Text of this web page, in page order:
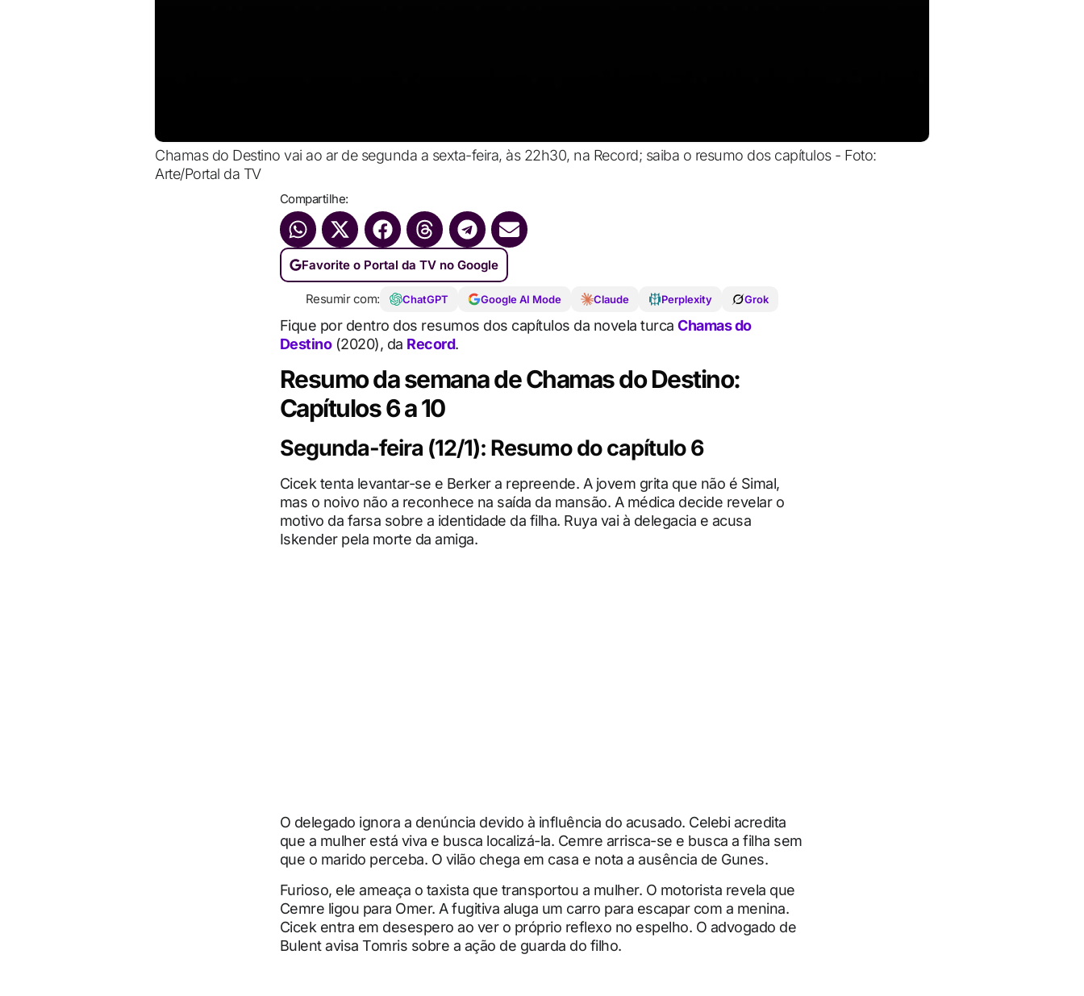
Chamas do Destino vai ao ar de segunda a sexta-feira, às 22h30, na Record; saiba o resumo dos capítulos - Foto:
Arte/Portal da TV
Compartilhe:
Favorite o Portal da TV no Google
Resumir com: ChatGPT Google AI Mode Claude Perplexity Grok
Fique por dentro dos resumos dos capítulos da novela turca Chamas do
Destino(2020), da Record.
Resumo da semana de Chamas do Destino:
Capítulos 6 a 10
Segunda-feira (12/1): Resumo do capítulo 6
Cicek tenta levantar-se e Berker a repreende. A jovem grita que não é Simal,
mas o noivo não a reconhece na saída da mansão. A médica decide revelar o
motivo da farsa sobre a identidade da filha. Ruya vai à delegacia e acusa
Iskender pela morte da amiga.
O delegado ignora a denúncia devido à influência do acusado. Celebi acredita
que a mulher está viva e busca localizá-la. Cemre arrisca-se e busca a filha sem
que o marido perceba. O vilão chega em casa e nota a ausência de Gunes.
Furioso, ele ameaça o taxista que transportou a mulher. O motorista revela que
Cemre ligou para Omer. A fugitiva aluga um carro para escapar com a menina.
Cicek entra em desespero ao ver o próprio reflexo no espelho. O advogado de
Bulent avisa Tomris sobre a ação de guarda do filho.